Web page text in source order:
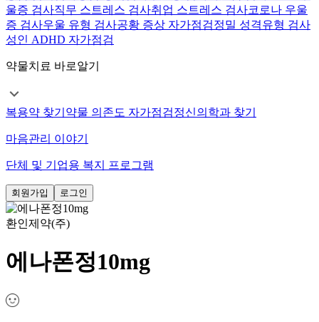
울증 검사직무 스트레스 검사취업 스트레스 검사코로나 우울
증 검사우울 유형 검사공황 증상 자가점검정밀 성격유형 검사
성인 ADHD 자가점검
약물치료 바로알기
복용약 찾기 약물 의존도 자가점검정신의학과 찾기
마음관리 이야기
단체 및 기업용 복지 프로그램
회원가입 로그인
환인제약(주)
에나폰정10mg